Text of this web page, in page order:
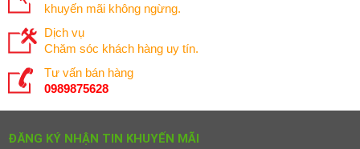
khuyến mãi không ngừng.
Dịch vụ
Chăm sóc khách hàng uy tín.
Tư vấn bán hàng
0989875628
ĐĂNG KÝ NHẬN TIN KHUYẾN MÃI